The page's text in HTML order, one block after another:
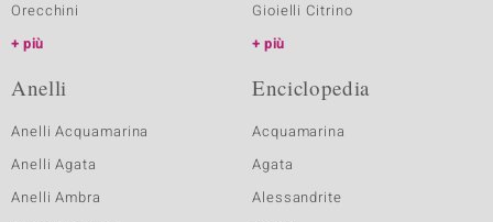
Orecchini
più
Gioielli Citrino
più
Anelli
Anelli Acquamarina
Anelli Agata
Anelli Ambra
Enciclopedia
Acquamarina
Agata
Alessandrite